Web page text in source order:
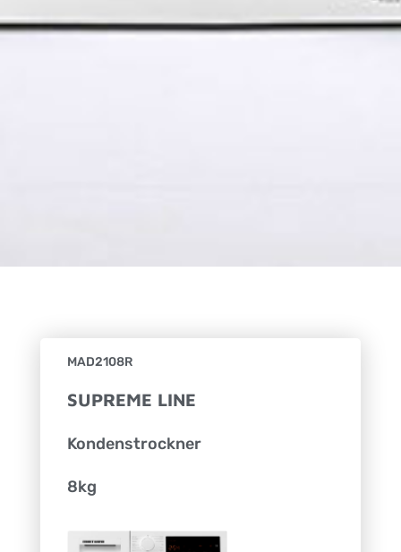
MAD2108R
SUPREME LINE
Kondenstrockner
8kg